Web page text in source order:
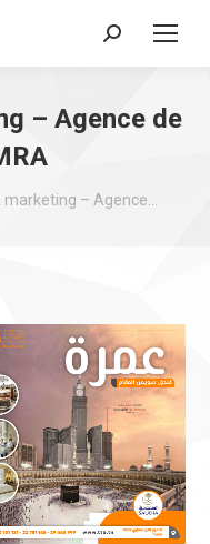
Search:
– Agence de
– Agence…